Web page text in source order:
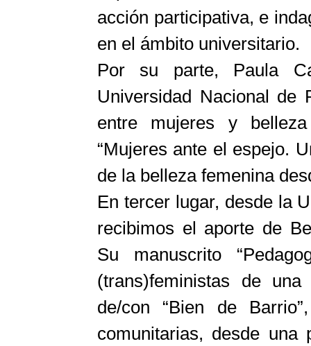
acción participativa, e
en el ámbito universitario.
Por su parte, Paula
Universidad Nacional de
entre mujeres y
“Mujeres ante el espejo.
de la belleza femenina
En tercer lugar, desde la
recibimos el aporte de
Su manuscrito
(trans)feministas de
de/con “Bien de Barrio”,
comunitarias, desde una